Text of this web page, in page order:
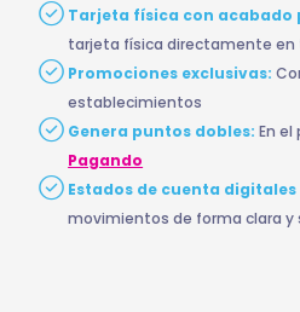
Tarjeta física con acabado
tarjeta física directamente en
Promociones exclusivas:
establecimientos
Genera puntos dobles: En el
Pagando
Estados de cuenta
movimientos de forma clara y